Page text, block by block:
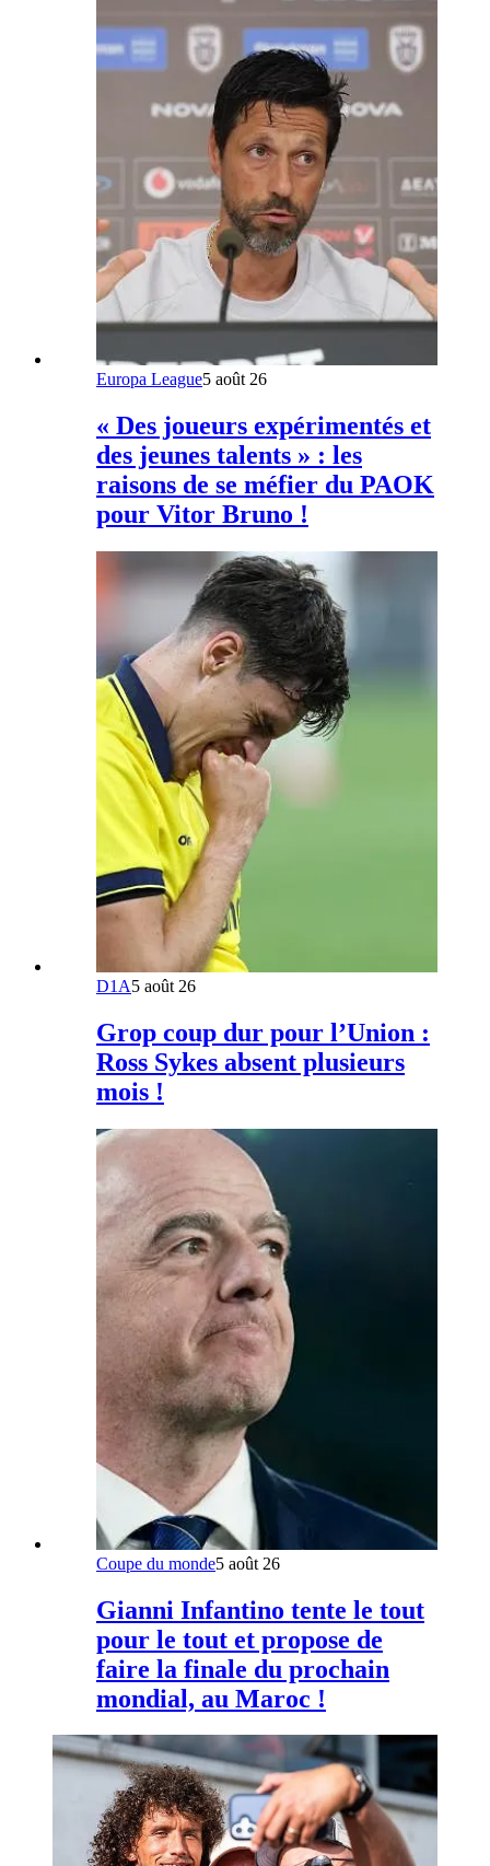
Europa League5 août 26
« Des joueurs expérimentés et
des jeunes talents » : les
raisons de se méfier du PAOK
pour Vitor Bruno !
D1A5 août 26
Grop coup dur pour l’Union :
Ross Sykes absent plusieurs
mois !
Coupe du monde5 août 26
Gianni Infantino tente le tout
pour le tout et propose de
faire la finale du prochain
mondial, au Maroc !